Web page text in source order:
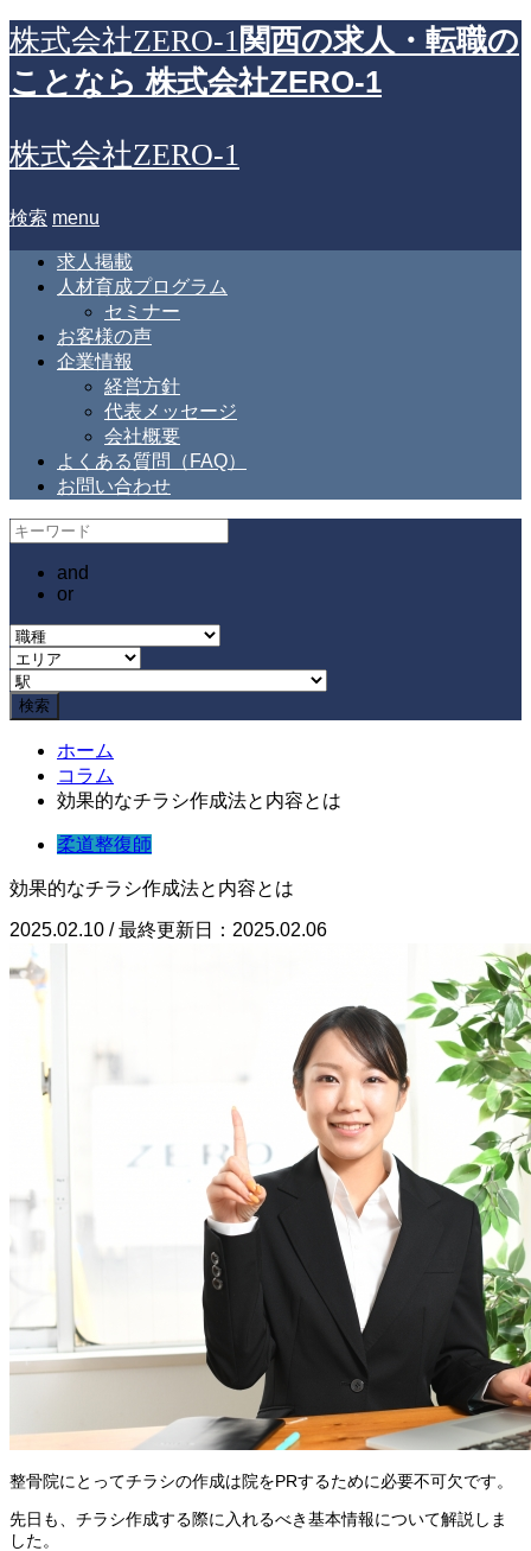
株式会社ZERO-1関西の求人・転職の
ことなら 株式会社ZERO-1
株式会社ZERO-1
検索 menu
求人掲載
人材育成プログラム
セミナー
お客様の声
企業情報
経営方針
代表メッセージ
会社概要
よくある質問（FAQ）
お問い合わせ
and
or
ホーム
コラム
効果的なチラシ作成法と内容とは
柔道整復師
効果的なチラシ作成法と内容とは
2025.02.10 / 最終更新日：2025.02.06
整骨院にとってチラシの作成は院をPRするために必要不可欠です。
先日も、チラシ作成する際に入れるべき基本情報について解説しま
した。